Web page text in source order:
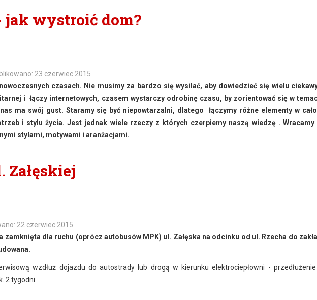
jak wystroić dom?
23 czerwiec 2015
czasach. Nie musimy za bardzo się wysilać, aby dowiedzieć się wielu
i łączy internetowych, czasem wystarczy odrobinę czasu, by zorientować się w
ma swój gust. Staramy się być niepowtarzalni, dlatego łączymy różne elementy w
i stylu życia. Jest jednak wiele rzeczy z których czerpiemy naszą wiedzę . Wracamy
stylami, motywami i aranżacjami.
Załęskiej
22 czerwiec 2015
zamknięta dla ruchu (oprócz autobusów MPK) ul. Załęska na odcinku od ul. Rzecha do
wzdłuż dojazdu do autostrady lub drogą w kierunku elektrociepłowni - przedłużenie
2 tygodni.